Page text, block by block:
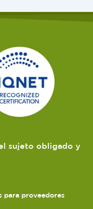
sujeto obligado y
para proveedores